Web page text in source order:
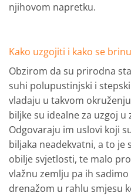
njihovom napretku.
Kako uzgojiti i kako se
Obzirom da su prirodna
suhi polupustinjski i
vladaju u takvom
biljke su idealne za uzgoj
Odgovaraju im uslovi koji
biljaka neadekvatni, a to je
obilje svjetlosti, te malo
vlažnu zemlju pa ih
drenažom u rahlu smjesu